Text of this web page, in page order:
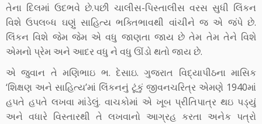
તેના દિલમાં ઉદભવે છે.પછી ચાલીસ-પિસ્તાલીસ વરસ સુધી લિંકન
વિશે ઉપલબ્ધ ઘણું સાહિત્ય ભક્તિભાવથી વાંચીને જ એ જંપે છે.
લિંકન વિશે જેમ જેમ એ વધુ જાણતા જાય છે તેમ તેમ તેને વિશે
એમનો પ્રેમ અને આદર વધુ ને વધુ ઊંડો થતો જાય છે.
એ જુવાન તે મણિભાઇ ભ. દેસાઇ. ગુજરાત વિદ્યાપીઠના માસિક
‘શિક્ષણ અને સાહિત્ય’માં લિંકનનું ટૂંકું જીવનચરિત્ર એમણે 1940માં
હપતે હપતે લખવા માંડેલું. વાચકોમાં એ ખૂબ પ્રીતિપાત્ર થઇ પડ્યું
અને વધારે વિસ્તારથી તે લખવાનો આગ્રહ કરતા અનેક પત્રો